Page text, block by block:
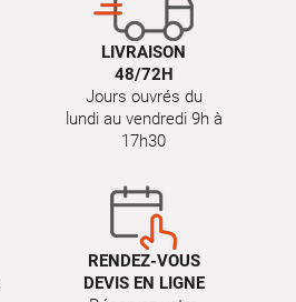
LIVRAISON
48/72H
Jours ouvrés du
lundi au vendredi 9h à
17h30
RENDEZ-VOUS
DEVIS EN LIGNE